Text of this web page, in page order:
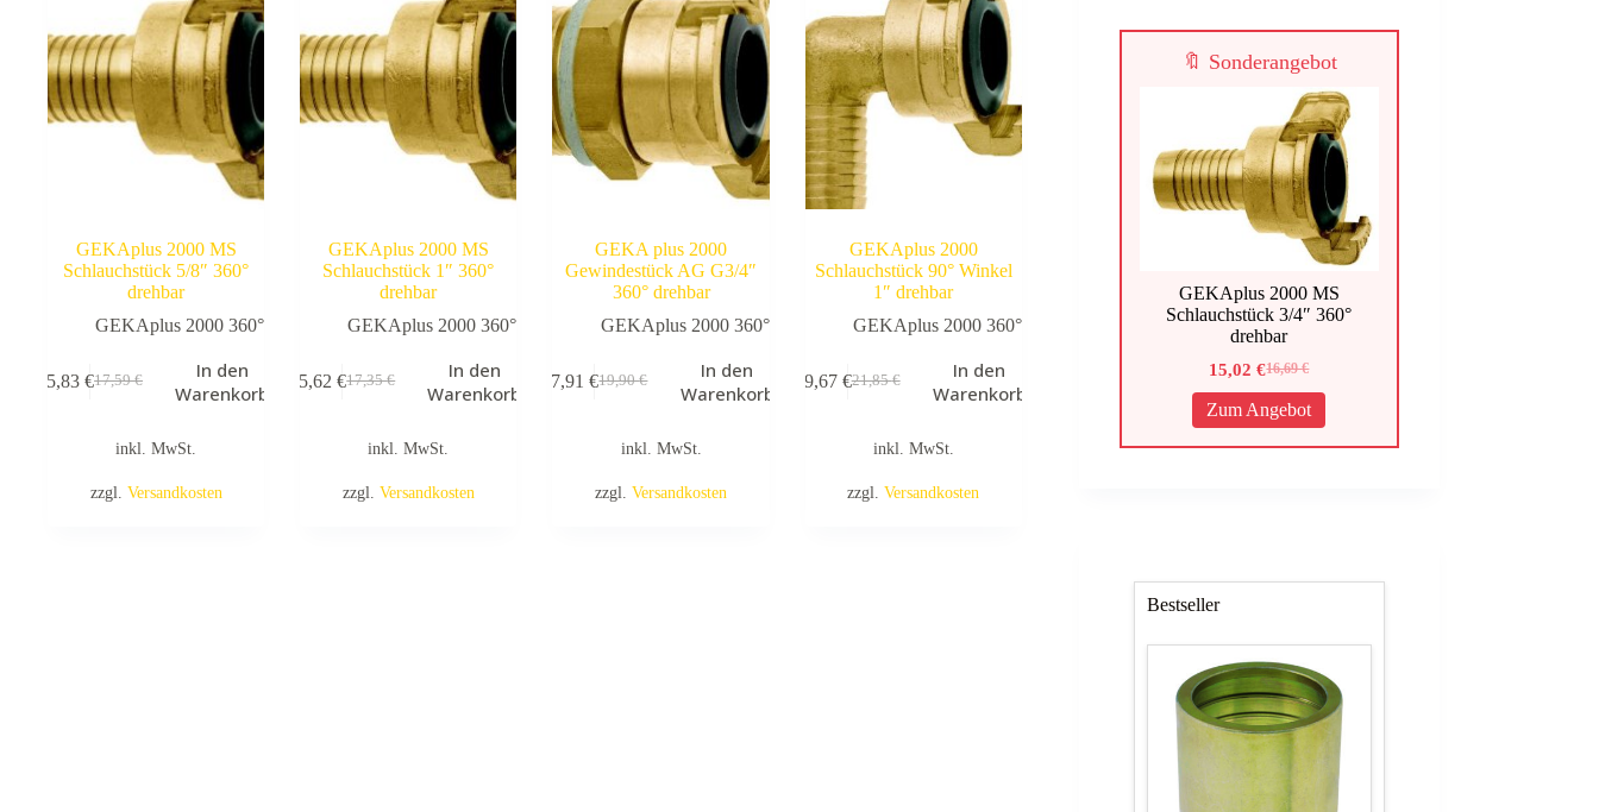
GEKAplus 2000 MS
Schlauchstück 5/8″ 360°
drehbar
GEKAplus 2000 360°
17,59€
Ursprünglicher
17,59 €
15,83€Aktueller
15,83 €.
In den
Warenkorb
inkl. MwSt.
zzgl. Versandkosten
GEKAplus 2000 MS
Schlauchstück 1″ 360°
drehbar
GEKAplus 2000 360°
17,35€
Ursprünglicher
17,35 €
15,62€Aktueller
15,62 €.
In den
Warenkorb
inkl. MwSt.
zzgl. Versandkosten
GEKA plus 2000
Gewindestück AG G3/4″
360° drehbar
GEKAplus 2000 360°
19,90€
Ursprünglicher
19,90 €
17,91€Aktueller
17,91 €.
In den
Warenkorb
inkl. MwSt.
zzgl. Versandkosten
GEKAplus 2000
Schlauchstück 90° Winkel
1″ drehbar
GEKAplus 2000 360°
21,85€
Ursprünglicher
21,85 €
19,67 €Aktueller
19,67 €.
In den
Warenkorb
inkl. MwSt.
zzgl.Versandkosten
🔖 Sonderangebot
GEKAplus 2000 MS
Schlauchstück 3/4″ 360°
drehbar
16,69€
Ursprünglicher
Preis
war:
16,69 €
15,02€
Aktueller
Preis
ist:
15,02 €.
Zum Angebot
Bestseller